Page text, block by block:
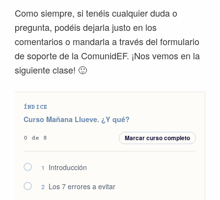
Como siempre, si tenéis cualquier duda o
pregunta, podéis dejarla justo en los
comentarios o mandarla a través del formulario
de soporte de la ComunidEF. ¡Nos vemos en la
siguiente clase! 🙂
ÍNDICE
Curso Mañana Llueve. ¿Y qué?
0 de 8 Marcar curso completo
1 Introducción
2 Los 7 errores a evitar